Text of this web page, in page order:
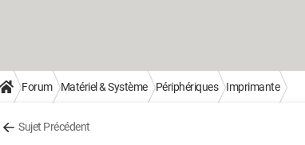
Forum Matériel & Système Périphériques Imprimante
Sujet Précédent